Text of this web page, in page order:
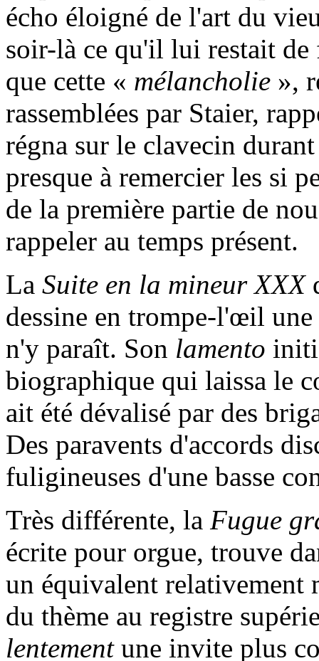
écho éloigné de l'art du
soir-là ce qu'il lui restait
que cette « mélancholie »,
rassemblées par Staier,
régna sur le clavecin
presque à remercier les si
de la première partie de
rappeler au temps présent.
La Suite en la mineur XXX
dessine en trompe-l'œil
n'y paraît. Son lamento
biographique qui laissa le
ait été dévalisé par des
Des paravents d'accords
fuligineuses d'une basse
Très différente, la Fugue
écrite pour orgue, trouve
un équivalent relativement
du thème au registre
lentementune invite plus